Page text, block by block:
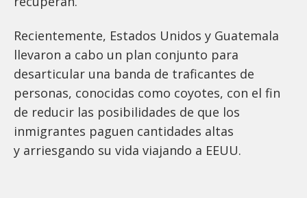
Recientemente, Estados Unidos y Guatemala
llevaron a cabo un plan conjunto para
desarticular una banda de traficantes de
personas, conocidas como coyotes, con el fin
de reducir las posibilidades de que los
inmigrantes paguen cantidades altas
y arriesgando su vida viajando a EEUU.